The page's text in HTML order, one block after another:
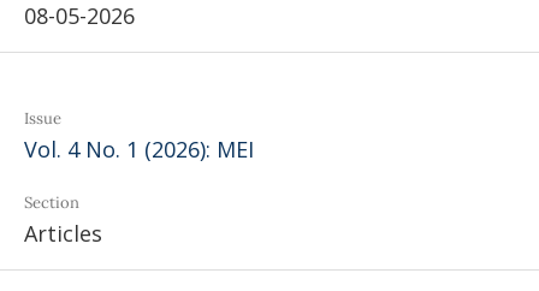
08-05-2026
Issue
Vol. 4 No. 1 (2026): MEI
Section
Articles